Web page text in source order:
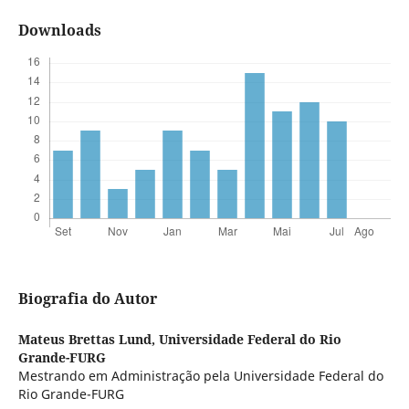
Downloads
Biografia do Autor
Mateus Brettas Lund, Universidade Federal do Rio
Grande-FURG
Mestrando em Administração pela Universidade Federal do
Rio Grande-FURG